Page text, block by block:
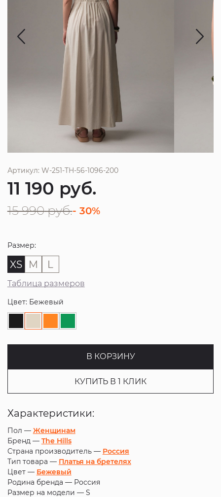
Артикул: W-251-TH-56-1096-200
11 190 руб.
15 990 руб.- 30%
Размер:
XS M L
Таблица размеров
Цвет: Бежевый
В КОРЗИНУ
КУПИТЬ В 1 КЛИК
Характеристики:
Пол — Женщинам
Бренд — The Hills
Страна производитель — Россия
Тип товара — Платья на бретелях
Цвет — Бежевый
Родина бренда — Россия
Размер на модели — S